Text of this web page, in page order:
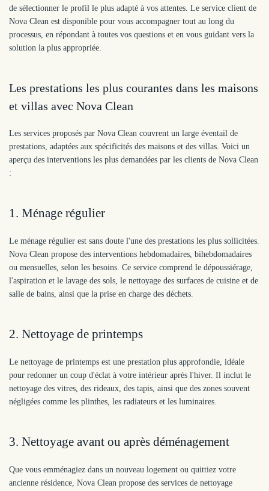
de sélectionner le profil le plus adapté à vos attentes. Le service client de
Nova Clean est disponible pour vous accompagner tout au long du
processus, en répondant à toutes vos questions et en vous guidant vers la
solution la plus appropriée.
Les prestations les plus courantes dans les maisons
et villas avec Nova Clean
Les services proposés par Nova Clean couvrent un large éventail de
prestations, adaptées aux spécificités des maisons et des villas. Voici un
aperçu des interventions les plus demandées par les clients de Nova Clean
:
1. Ménage régulier
Le ménage régulier est sans doute l'une des prestations les plus sollicitées.
Nova Clean propose des interventions hebdomadaires, bihebdomadaires
ou mensuelles, selon les besoins. Ce service comprend le dépoussiérage,
l'aspiration et le lavage des sols, le nettoyage des surfaces de cuisine et de
salle de bains, ainsi que la prise en charge des déchets.
2. Nettoyage de printemps
Le nettoyage de printemps est une prestation plus approfondie, idéale
pour redonner un coup d'éclat à votre intérieur après l'hiver. Il inclut le
nettoyage des vitres, des rideaux, des tapis, ainsi que des zones souvent
négligées comme les plinthes, les radiateurs et les luminaires.
3. Nettoyage avant ou après déménagement
Que vous emménagiez dans un nouveau logement ou quittiez votre
ancienne résidence, Nova Clean propose des services de nettoyage